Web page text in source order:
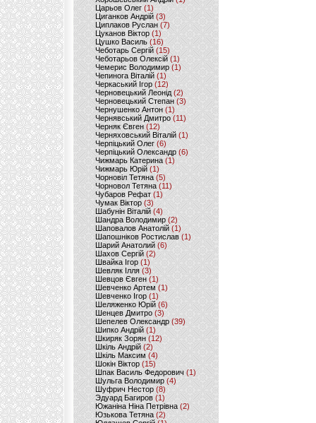
Царьов Олег (1)
Циганков Андрій (3)
Циплаков Руслан(7)
Цуканов Віктор (1)
Цушко Василь (16)
Чеботарь Сергій (15)
Чеботарьов Олексій (1)
Чемерис Володимир (1)
Чепинога Віталій (1)
Черкаський Ігор (12)
Черновецький Леонід(2)
Черновецький Степан (3)
Чернушенко Антон (1)
Чернявський Дмитро(11)
Черняк Євген(12)
Черняховський Віталій (1)
Черпіцький Олег (6)
Черпіцький Олександр (6)
Чижмарь Катерина (1)
Чижмарь Юрій (1)
Чорновіл Тетяна (5)
Чорновол Тетяна (11)
Чубаров Рефат (1)
Чумак Віктор(3)
Шабунін Віталій (4)
Шандра Володимир (2)
Шаповалов Анатолій(1)
Шапошніков Ростислав(1)
Шарий Анатолий(6)
Шахов Сергій(2)
Швайка Ігор (1)
Шевляк Ілля (3)
Шевцов Євген (1)
Шевченко Артем(1)
Шевченко Ігор(1)
Шеляженко Юрій (6)
Шенцев Дмитро (3)
Шепелев Олександр (39)
Шипко Андрій(1)
Шкиряк Зорян(12)
Шкіль Андрій(2)
Шкіль Максим (4)
Шокін Віктор (15)
Шпак Василь Федорович (1)
Шульга Володимир (4)
Шуфрич Нестор(8)
Эдуард Багиров (1)
Южаніна Ніна Петрівна (2)
Юзькова Тетяна(2)